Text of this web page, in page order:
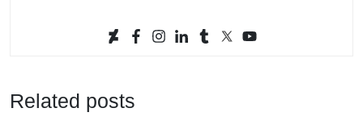
Related posts